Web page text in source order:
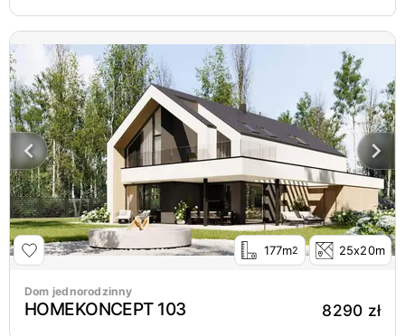
177m2 25x20m
Dom jednorodzinny
HOMEKONCEPT 103 8290 zł